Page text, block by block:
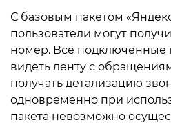
С базовым пакетом
пользователи могут
номер. Все подключенные
видеть ленту с
получать детализацию
одновременно при
пакета невозможно